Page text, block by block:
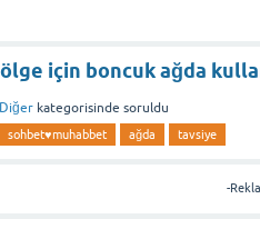
için boncuk ağda
Diğer kategorisinde soruldu
sohbet♥️muhabbet ağda tavsiye
-